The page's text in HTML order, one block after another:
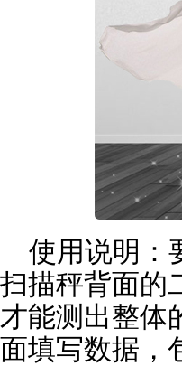
使用说明：
扫描秤背面的
才能测出整体
面填写数据，